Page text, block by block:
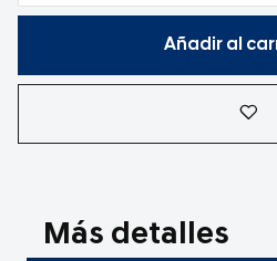
Añadir al
Más detalles